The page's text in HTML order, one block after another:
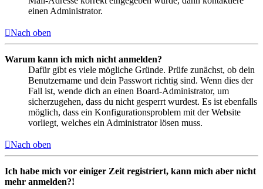
einen Administrator.
Nach oben
Warum kann ich mich nicht anmelden?
Dafür gibt es viele mögliche Gründe. Prüfe zunächst, ob dein
Benutzername und dein Passwort richtig sind. Wenn dies der
Fall ist, wende dich an einen Board-Administrator, um
sicherzugehen, dass du nicht gesperrt wurdest. Es ist ebenfalls
möglich, dass ein Konfigurationsproblem mit der Website
vorliegt, welches ein Administrator lösen muss.
Nach oben
Ich habe mich vor einiger Zeit registriert, kann mich aber nicht
mehr anmelden?!